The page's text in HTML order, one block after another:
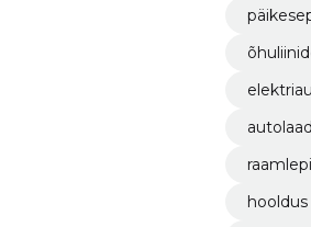
hooldus